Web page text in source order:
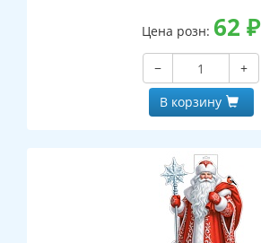
Цена розн: 62 ₽
−
+
В корзину